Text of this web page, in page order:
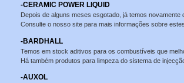
-CERAMIC POWER LIQUID
Depois de alguns meses esgotado, já temos
Consulte o nosso site para mais informações sobre
-BARDHALL
Temos em stock aditivos para os combustíveis que
Há também produtos para limpeza do sistema de
-AUXOL